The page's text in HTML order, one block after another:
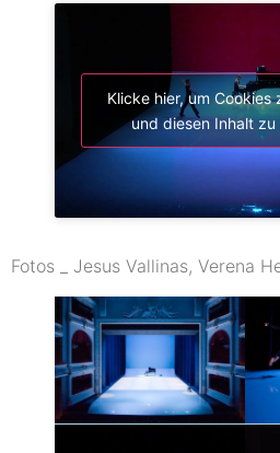
Klicke hier, um
und diesen Inhalt
Fotos _ Jesus Vallinas, Verena